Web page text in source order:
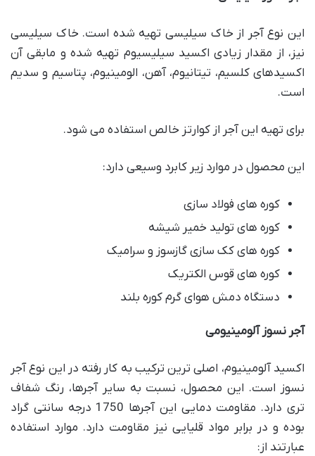
این نوع آجر از خاک سیلیسی تهیه شده است. خاک سیلیسی
نیز، از مقدار زیادی اکسید سیلیسیوم تهیه شده و مابقی آن
اکسیدهای کلسیم، تیتانیوم، آهن، الومینیوم، پتاسیم و سدیم
است.
برای تهیه این آجر از کوارتز خالص استفاده می شود.
این محصول در موارد زیر کابرد وسیعی دارد:
کوره های فولاد سازی
کوره های تولید خمیر شیشه
کوره های کک سازی گازسوز و سرامیک
کوره های قوس الکتریک
دستگاه دمش هوای گرم کوره بلند
آجر نسوز آلومینیومی
اکسید آلومینیوم، اصلی ترین ترکیب به کار رفته در این نوع آجر
نسوز است. این محصول، نسبت به سایر آجرها، رنگ شفاف
تری دارد. مقاومت دمایی این آجرها 1750 درجه سانتی گراد
بوده و در برابر مواد قلیایی نیز مقاومت دارد. موارد استفاده
عبارتند از: